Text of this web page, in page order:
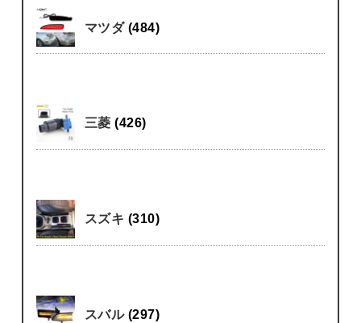
マツダ (484)
三菱(426)
スズキ (310)
スバル (297)